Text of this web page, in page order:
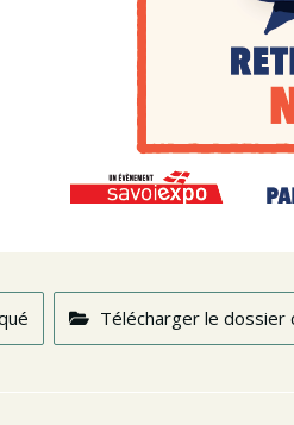
Télécharger le dossier